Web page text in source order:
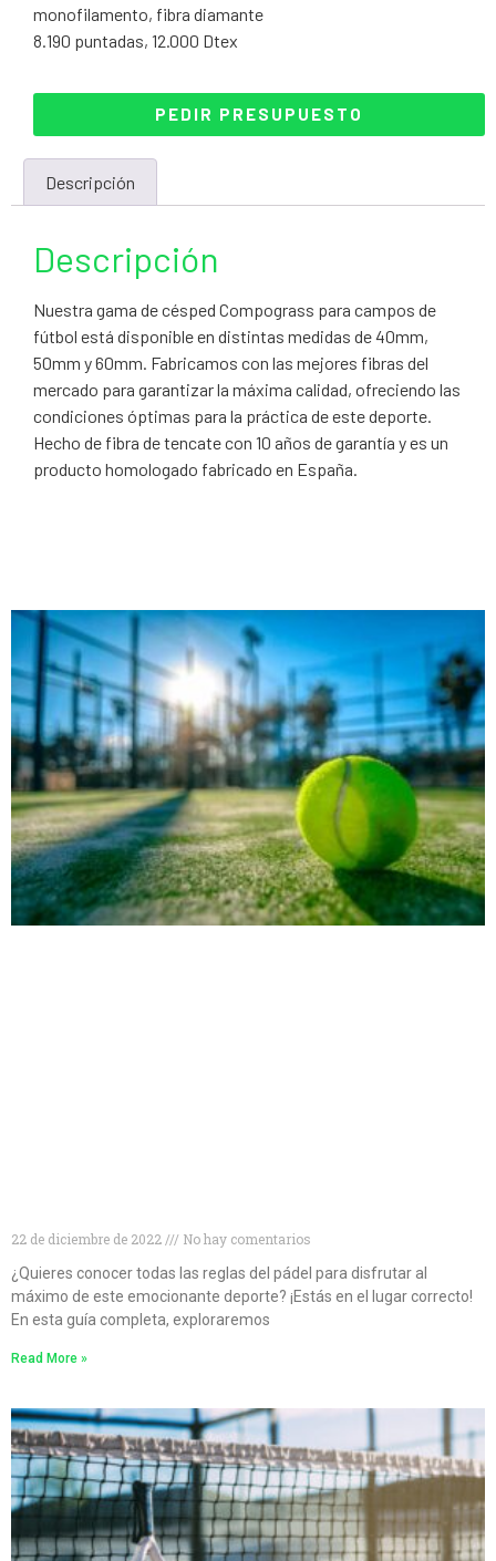
monofilamento, fibra diamante
8.190 puntadas, 12.000 Dtex
PEDIR PRESUPUESTO
Descripción
Descripción
Nuestra gama de césped Compograss para campos de
fútbol está disponible en distintas medidas de 40mm,
50mm y 60mm. Fabricamos con las mejores fibras del
mercado para garantizar la máxima calidad, ofreciendo las
condiciones óptimas para la práctica de este deporte.
Hecho de fibra de tencate con 10 años de garantía y es un
producto homologado fabricado en España.
22 de diciembre de 2022
No hay comentarios
¿Quieres conocer todas las reglas del pádel para disfrutar al
máximo de este emocionante deporte? ¡Estás en el lugar correcto!
En esta guía completa, exploraremos
Read More »